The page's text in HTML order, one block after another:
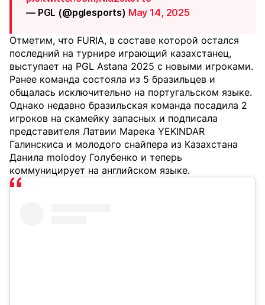
— PGL (@pglesports) May 14, 2025
Отметим, что FURIA, в составе которой остался
последний на турнире играющий казахстанец,
выступает на PGL Astana 2025 с новыми игроками.
Ранее команда состояла из 5 бразильцев и
общалась исключительно на португальском языке.
Однако недавно бразильская команда посадила 2
игроков на скамейку запасных и подписала
представителя Латвии Марека YEKINDAR
Галинскиса и молодого снайпера из Казахстана
Данила molodoy Голубенко и теперь
коммуницирует на английском языке.